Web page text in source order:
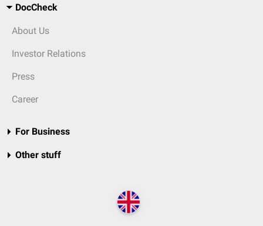
DocCheck
About Us
Investor Relations
Press
Career
For Business
Other stuff